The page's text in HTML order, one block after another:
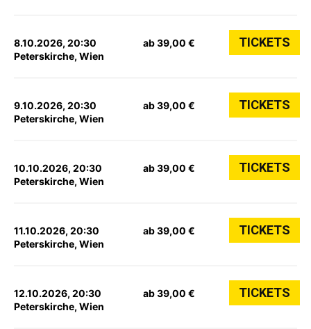
8.10.2026, 20:30
Peterskirche, Wien
ab 39,00 € TICKETS
9.10.2026, 20:30
Peterskirche, Wien
ab 39,00 € TICKETS
10.10.2026, 20:30
Peterskirche, Wien
ab 39,00 € TICKETS
11.10.2026, 20:30
Peterskirche, Wien
ab 39,00 € TICKETS
12.10.2026, 20:30
Peterskirche, Wien
ab 39,00 € TICKETS